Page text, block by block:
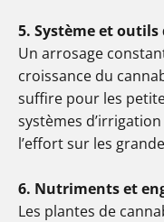
5. Système et
Un arrosage
croissance du
suffire pour les
systèmes
l’effort sur les
6. Nutriments et
Les plantes de